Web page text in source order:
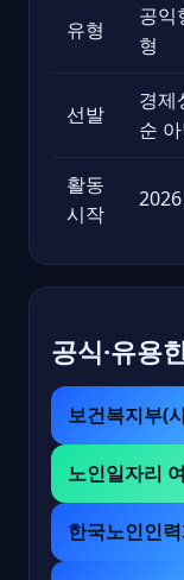
유형
공익
형
선발
경제
순
활동
시작
공식·유용
보건복지부(
노인일자리
한국노인인